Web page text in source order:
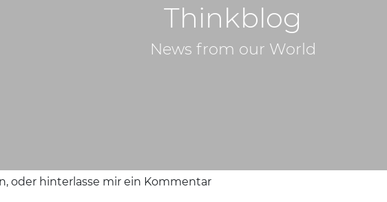
Thinkblog
News from our World
oder hinterlasse mir ein Kommentar